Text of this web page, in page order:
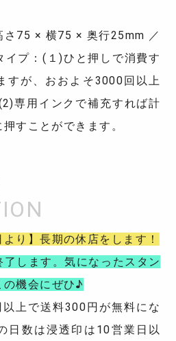
さ75 × 横75 × 奥行25mm ／
プ：(１)ひと押しで消費す
すが、おおよそ3000回以上
専用インクで補充すれば計
すことができます。
より】長期の休店をします！
します。気になったスタン
の機会にぜひ♪
上で送料300円が無料にな
日数は浸透印は10営業日以